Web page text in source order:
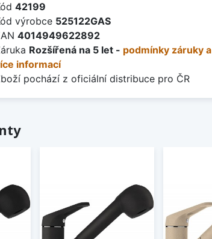
42199
výrobce 525122GAS
4014949622892
Rozšířená na 5 let - podmínky záruky a
informací
pochází z oficiální distribuce pro ČR